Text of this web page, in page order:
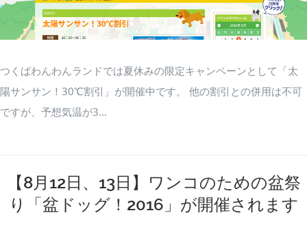
つくばわんわんランドでは夏休みの限定キャンペーンとして「太
陽サンサン！30℃割引」が開催中です。 他の割引との併用は不可
ですが、予想気温が3...
【8月12日、13日】ワンコのための盆祭
り「盆ドッグ！2016」が開催されます